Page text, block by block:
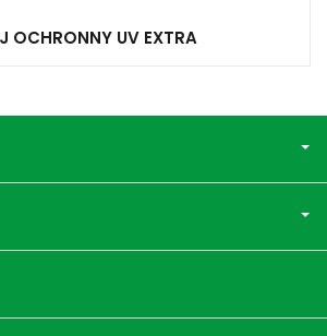
OCHRONNY UV EXTRA